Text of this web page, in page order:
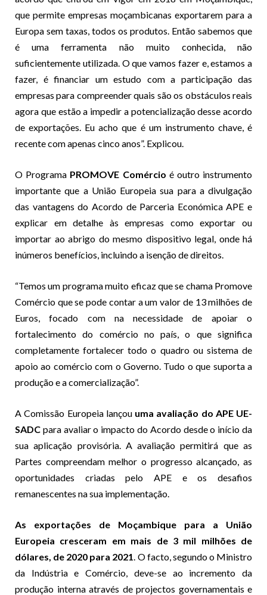
que permite empresas moçambicanas exportarem para a
Europa sem taxas, todos os produtos. Então sabemos que
é uma ferramenta não muito conhecida, não
suficientemente utilizada. O que vamos fazer e, estamos a
fazer, é financiar um estudo com a participação das
empresas para compreender quais são os obstáculos reais
agora que estão a impedir a potencialização desse acordo
de exportações. Eu acho que é um instrumento chave, é
recente com apenas cinco anos”. Explicou.
O Programa PROMOVE Comércio é outro instrumento
importante que a União Europeia sua para a divulgação
das vantagens do Acordo de Parceria Económica APE e
explicar em detalhe às empresas como exportar ou
importar ao abrigo do mesmo dispositivo legal, onde há
inúmeros benefícios, incluindo a isenção de direitos.
“Temos um programa muito eficaz que se chama Promove
Comércio que se pode contar a um valor de 13 milhões de
Euros, focado com na necessidade de apoiar o
fortalecimento do comércio no país, o que significa
completamente fortalecer todo o quadro ou sistema de
apoio ao comércio com o Governo. Tudo o que suporta a
produção e a comercialização”.
A Comissão Europeia lançou uma avaliação do APE UE-
SADC para avaliar o impacto do Acordo desde o início da
sua aplicação provisória. A avaliação permitirá que as
Partes compreendam melhor o progresso alcançado, as
oportunidades criadas pelo APE e os desafios
remanescentes na sua implementação.
As exportações de Moçambique para a União
Europeia cresceram em mais de 3 mil milhões de
dólares, de 2020 para 2021. O facto, segundo o Ministro
da Indústria e Comércio, deve-se ao incremento da
produção interna através de projectos governamentais e